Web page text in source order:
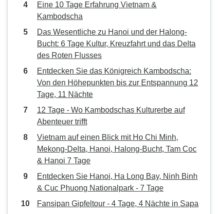
Eine 10 Tage Erfahrung Vietnam &
Kambodscha
Das Wesentliche zu Hanoi und der Halong-
Bucht: 6 Tage Kultur, Kreuzfahrt und das Delta
des Roten Flusses
Entdecken Sie das Königreich Kambodscha:
Von den Höhepunkten bis zur Entspannung 12
Tage, 11 Nächte
12 Tage - Wo Kambodschas Kulturerbe auf
Abenteuer trifft
Vietnam auf einen Blick mit Ho Chi Minh,
Mekong-Delta, Hanoi, Halong-Bucht, Tam Coc
& Hanoi 7 Tage
Entdecken Sie Hanoi, Ha Long Bay, Ninh Binh
& Cuc Phuong Nationalpark - 7 Tage
Fansipan Gipfeltour - 4 Tage, 4 Nächte in Sapa